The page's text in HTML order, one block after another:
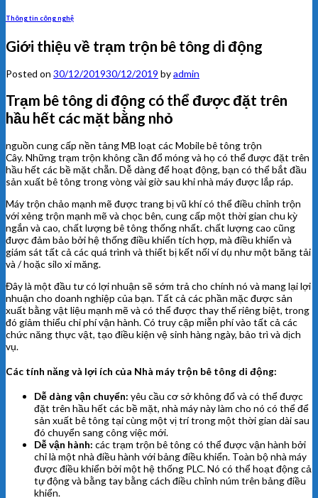
Thông tin công nghệ
Giới thiệu về trạm trộn bê tông di động
Posted on 30/12/201930/12/2019 byadmin
Trạm bê tông di động có thể được đặt trên
hầu hết các mặt bằng nhỏ
nguồn cung cấp nền tảng MB loạt các Mobile bê tông trộn
Cây. Những trạm trộn không cần đổ móng và họ có thể được đặt trên
hầu hết các bề mặt chẵn. Dễ dàng để hoạt động, bạn có thể bắt đầu
sản xuất bê tông trong vòng vài giờ sau khi nhà máy được lắp ráp.
Máy trộn chảo mạnh mẽ được trang bị vũ khí có thể điều chỉnh trộn
với xẻng trộn mạnh mẽ và chọc bên, cung cấp một thời gian chu kỳ
ngắn và cao, chất lượng bê tông thống nhất. chất lượng cao cũng
được đảm bảo bởi hệ thống điều khiển tích hợp, mà điều khiển và
giám sát tất cả các quá trình và thiết bị kết nối ví dụ như một băng tải
và / hoặc silo xi măng.
Đây là một đầu tư có lợi nhuận sẽ sớm trả cho chính nó và mang lại lợi
nhuận cho doanh nghiệp của bạn. Tất cả các phần mặc được sản
xuất bằng vật liệu mạnh mẽ và có thể được thay thế riêng biệt, trong
đó giảm thiểu chi phí vận hành. Có truy cập miễn phí vào tất cả các
chức năng thực vật, tạo điều kiện vệ sinh hàng ngày, bảo trì và dịch
vụ.
Các tính năng và lợi ích của Nhà máy trộn bê tông di động:
Dễ dàng vận chuyển: yêu cầu cơ sở không đổ và có thể được
đặt trên hầu hết các bề mặt, nhà máy này làm cho nó có thể để
sản xuất bê tông tại cùng một vị trí trong một thời gian dài sau
đó chuyển sang công việc mới.
Dễ vận hành: các trạm trộn bê tông có thể được vận hành bởi
chỉ là một nhà điều hành với bảng điều khiển. Toàn bộ nhà máy
được điều khiển bởi một hệ thống PLC. Nó có thể hoạt động cả
tự động và bằng tay bằng cách điều chỉnh núm trên bảng điều
khiển.